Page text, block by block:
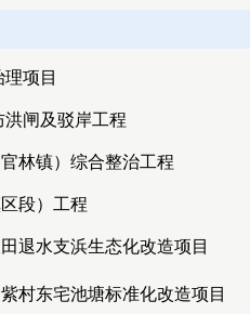
项目
洪闸及驳岸工程
林镇）综合整治工程
段）工程
退水支浜生态化改造项目
村东宅池塘标准化改造项目